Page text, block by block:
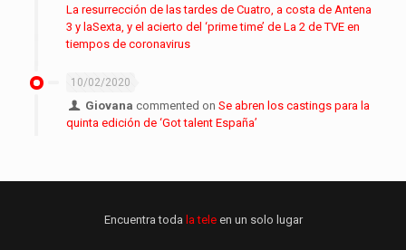
La resurrección de las tardes de Cuatro, a costa de Antena
3 y laSexta, y el acierto del ‘prime time’ de La 2 de TVE en
tiempos de coronavirus
10/02/2020
Giovana commented onSe abren los castings para la
quinta edición de ‘Got talent España’
Encuentra toda la tele en un solo lugar